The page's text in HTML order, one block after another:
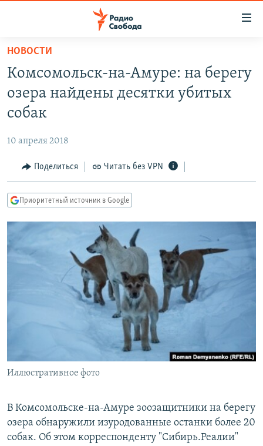
упрощенного
доступа
основному
Вернутся
Вернутся
поиску
АВТОРСКИЕ ПРОЕКТЫ
МНЕНИЯ
КУЛЬТУРА
КАВКАЗ.РЕАЛИИ
СЕВЕР.РЕАЛИИ
СИБИРЬ.РЕАЛИИ
РАСПИСАНИЕ ВЕЩАНИЯ
ПОДПИШИТЕСЬ НА РАССЫЛКУ
Все сайты РСЕ/РС
НОВОСТИ
Комсомольск-на-Амуре: на берегу
озера найдены десятки убитых
собак
10 апреля 2018
Поделиться Читать без VPN
Приоритетный источник в Google
Иллюстративное фото
В Комсомольске-на-Амуре зоозащитники на берегу
озера обнаружили изуродованные останки более 20
собак. Об этом корреспонденту "Сибирь.Реалии"